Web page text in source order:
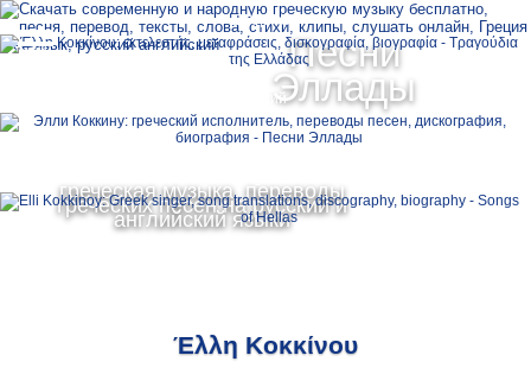
Песни
Эллады
греческая музыка, переводы
греческих песен на русский и
английский языки
Ελληνικά
Русский
MENU
Έλλη Κοκκίνου